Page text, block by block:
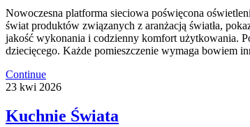
Nowoczesna platforma sieciowa poświęcona
świat produktów związanych z aranżacją światła,
jakość wykonania i codzienny komfort użytkowania.
dziecięcego. Każde pomieszczenie wymaga bowiem
Continue
23 kwi 2026
Kuchnie Świata